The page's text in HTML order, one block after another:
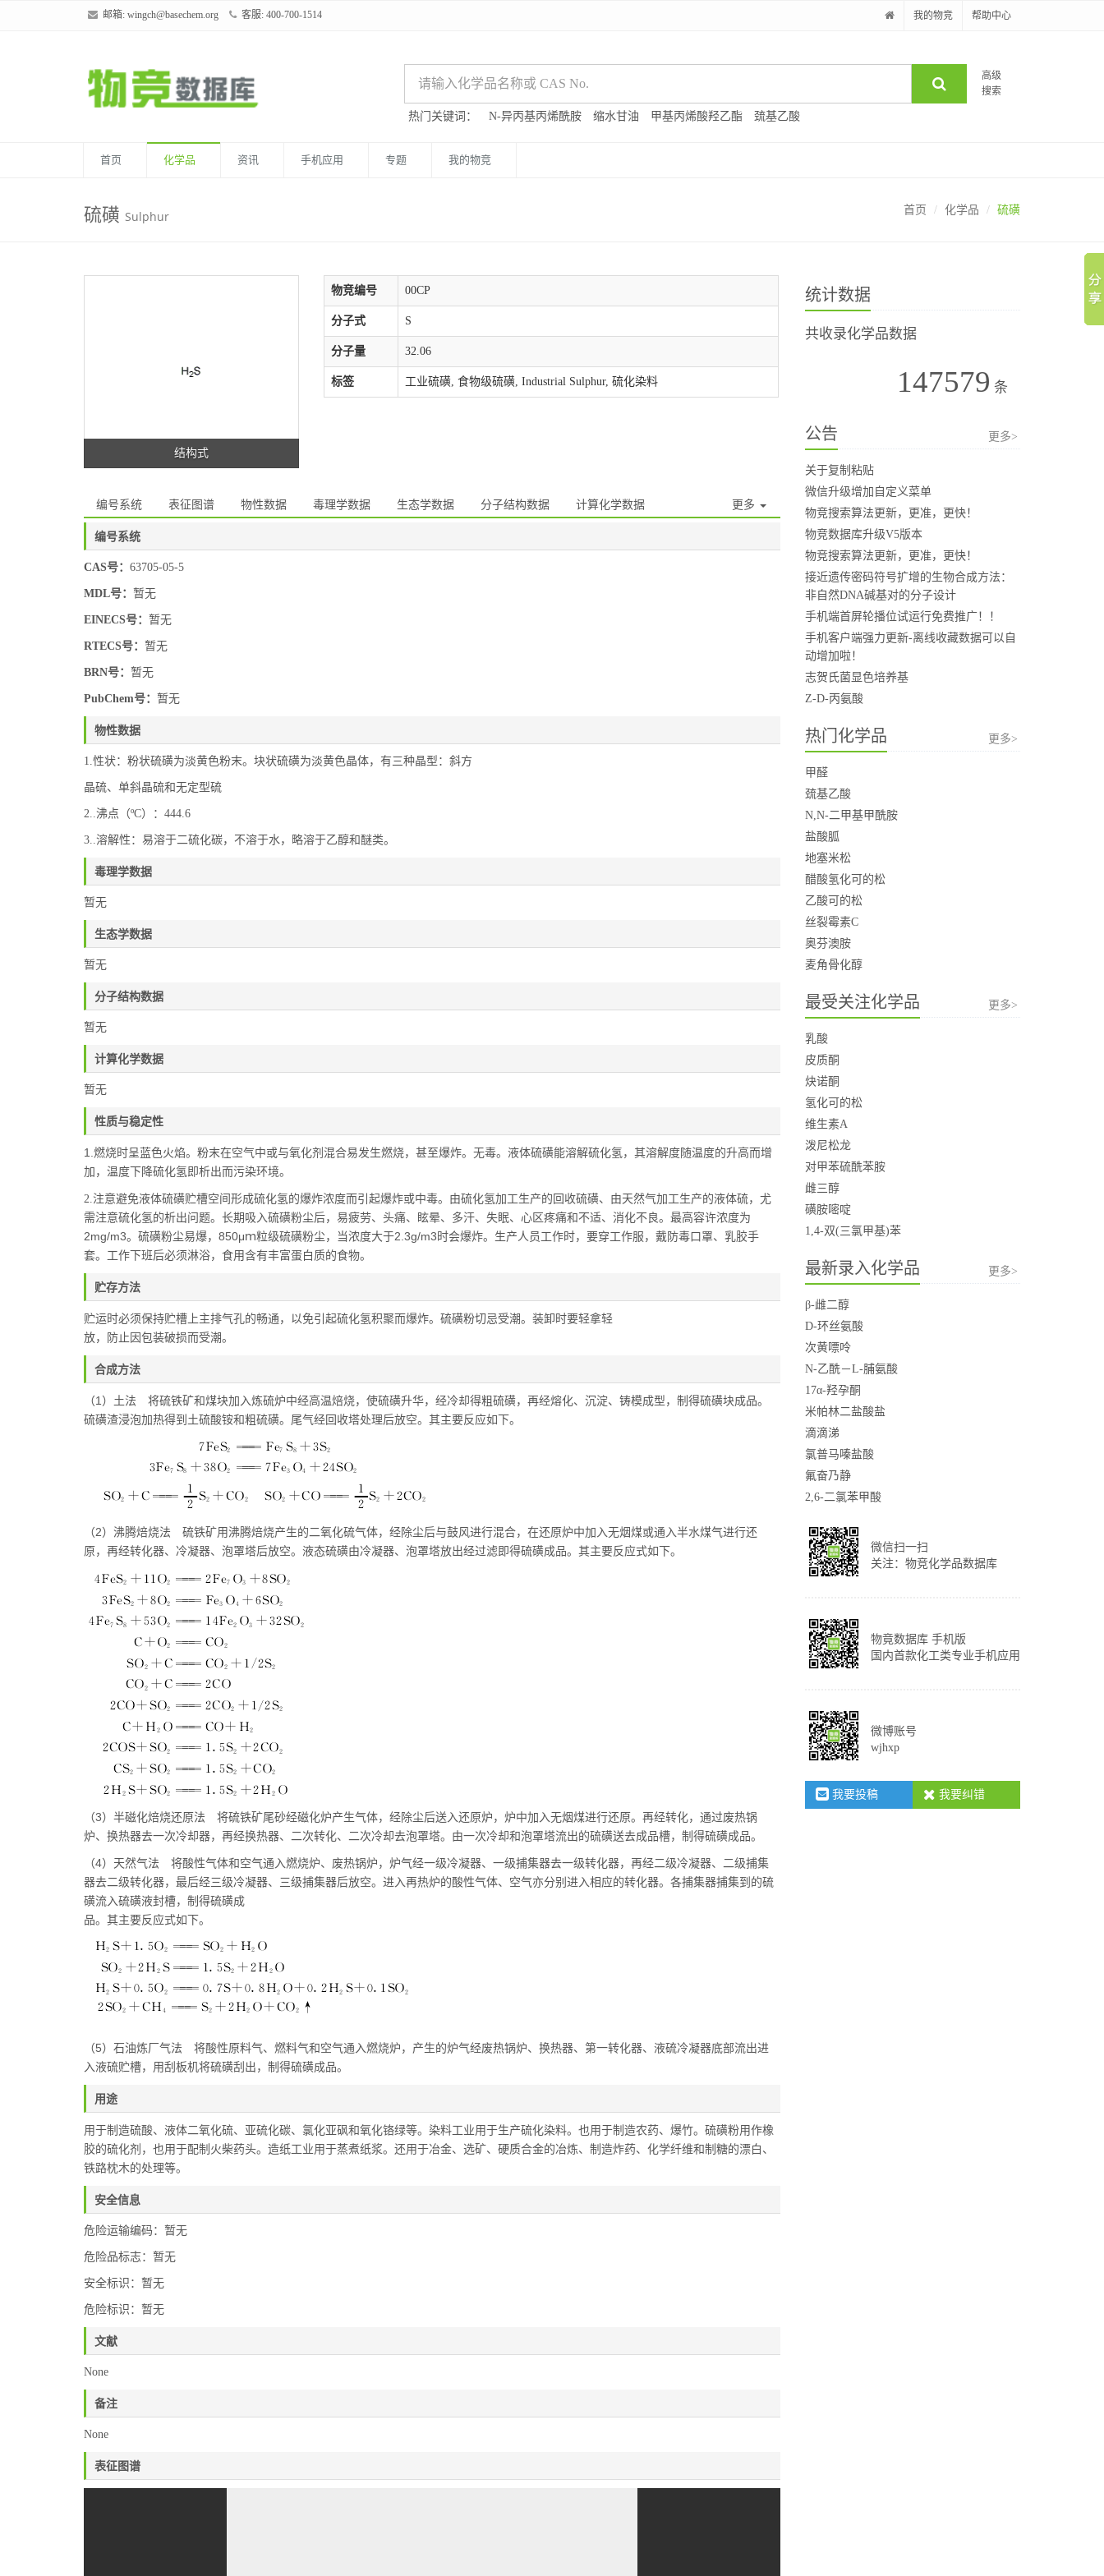
邮箱: wingch@basechem.org 客服: 400-700-1514 我的物竞 帮助中心
高级
搜索
热门关键词： N-异丙基丙烯酰胺 缩水甘油 甲基丙烯酸羟乙酯 巯基乙酸
首页 化学品 资讯 手机应用 专题 我的物竞
硫磺 Sulphur 首页 化学品 硫磺
结构式
物竞编号 00CP
分子式 S
分子量 32.06
标签 工业硫磺, 食物级硫磺, Industrial Sulphur, 硫化染料
编号系统 表征图谱 物性数据 毒理学数据 生态学数据 分子结构数据 计算化学数据 更多
编号系统
CAS号： 63705-05-5
MDL号： 暂无
EINECS号： 暂无
RTECS号： 暂无
BRN号： 暂无
PubChem号： 暂无
物性数据
1.性状：粉状硫磺为淡黄色粉末。块状硫磺为淡黄色晶体，有三种晶型：斜方
晶硫、单斜晶硫和无定型硫
2..沸点（ºC）：444.6
3..溶解性：易溶于二硫化碳，不溶于水，略溶于乙醇和醚类。
毒理学数据
暂无
生态学数据
暂无
分子结构数据
暂无
计算化学数据
暂无
性质与稳定性
1.燃烧时呈蓝色火焰。粉末在空气中或与氧化剂混合易发生燃烧，甚至爆炸。无毒。液体硫磺能溶解硫化氢，其溶解度随温度的升高而增
加，温度下降硫化氢即析出而污染环境。
2. 注意避免液体硫磺贮槽空间形成硫化氢的爆炸浓度而引起爆炸或中毒。由硫化氢加工生产的回收硫磺、由天然气加工生产的液体硫，尤
需注意硫化氢的析出问题。长期吸入硫磺粉尘后，易疲劳、头痛、眩晕、多汗、失眠、心区疼痛和不适、消化不良。最高容许浓度为
2mg/m3。硫磺粉尘易爆，850μｍ粒级硫磺粉尘，当浓度大于2.3g/m3时会爆炸。生产人员工作时，要穿工作服，戴防毒口罩、乳胶手
套。工作下班后必须淋浴，食用含有丰富蛋白质的食物。
贮存方法
贮运时必须保持贮槽上主排气孔的畅通，以免引起硫化氢积聚而爆炸。硫磺粉切忌受潮。装卸时要轻拿轻
放，防止因包装破损而受潮。
合成方法
（1）土法 将硫铁矿和煤块加入炼硫炉中经高温焙烧，使硫磺升华，经冷却得粗硫磺，再经熔化、沉淀、铸模成型，制得硫磺块成品。
硫磺渣浸泡加热得到土硫酸铵和粗硫磺。尾气经回收塔处理后放空。其主要反应如下。
（2）沸腾焙烧法 硫铁矿用沸腾焙烧产生的二氧化硫气体，经除尘后与鼓风进行混合，在还原炉中加入无烟煤或通入半水煤气进行还
原，再经转化器、冷凝器、泡罩塔后放空。液态硫磺由冷凝器、泡罩塔放出经过滤即得硫磺成品。其主要反应式如下。
（3）半磁化焙烧还原法 将硫铁矿尾砂经磁化炉产生气体，经除尘后送入还原炉，炉中加入无烟煤进行还原。再经转化，通过废热锅
炉、换热器去一次冷却器，再经换热器、二次转化、二次冷却去泡罩塔。由一次冷却和泡罩塔流出的硫磺送去成品槽，制得硫磺成品。
（4）天然气法 将酸性气体和空气通入燃烧炉、废热锅炉，炉气经一级冷凝器、一级捕集器去一级转化器，再经二级冷凝器、二级捕集
器去二级转化器，最后经三级冷凝器、三级捕集器后放空。进入再热炉的酸性气体、空气亦分别进入相应的转化器。各捕集器捕集到的硫
磺流入硫磺液封槽，制得硫磺成
品。其主要反应式如下。
（5）石油炼厂气法 将酸性原料气、燃料气和空气通入燃烧炉，产生的炉气经废热锅炉、换热器、第一转化器、液硫冷凝器底部流出进
入液硫贮槽，用刮板机将硫磺刮出，制得硫磺成品。
用途
用于制造硫酸、液体二氧化硫、亚硫化碳、氯化亚砜和氧化铬绿等。染料工业用于生产硫化染料。也用于制造农药、爆竹。硫磺粉用作橡
胶的硫化剂，也用于配制火柴药头。造纸工业用于蒸煮纸浆。还用于冶金、选矿、硬质合金的冶炼、制造炸药、化学纤维和制糖的漂白、
铁路枕木的处理等。
安全信息
危险运输编码：暂无
危险品标志：暂无
安全标识：暂无
危险标识：暂无
文献
None
备注
None
表征图谱
统计数据
共收录化学品数据
147579 条
公告 更多>
关于复制粘贴
微信升级增加自定义菜单
物竞搜索算法更新，更准，更快！
物竞数据库升级V5版本
物竞搜索算法更新，更准，更快！
接近遗传密码符号扩增的生物合成方法：
非自然DNA碱基对的分子设计
手机端首屏轮播位试运行免费推广！！
手机客户端强力更新-离线收藏数据可以自
动增加啦！
志贺氏菌显色培养基
Z-D-丙氨酸
热门化学品 更多>
甲醛
巯基乙酸
N,N-二甲基甲酰胺
盐酸胍
地塞米松
醋酸氢化可的松
乙酸可的松
丝裂霉素C
奥芬澳胺
麦角骨化醇
最受关注化学品 更多>
乳酸
皮质酮
炔诺酮
氢化可的松
维生素A
泼尼松龙
对甲苯硫酰苯胺
雌三醇
磺胺嘧啶
1,4-双(三氯甲基)苯
最新录入化学品 更多>
β-雌二醇
D-环丝氨酸
次黄嘌呤
N-乙酰－L-脯氨酸
17α-羟孕酮
米帕林二盐酸盐
滴滴涕
氯普马嗪盐酸
氟奋乃静
2,6-二氯苯甲酸
微信扫一扫
关注：物竞化学品数据库
物竟数据库 手机版
国内首款化工类专业手机应用
微博账号
wjhxp
我要投稿 我要纠错